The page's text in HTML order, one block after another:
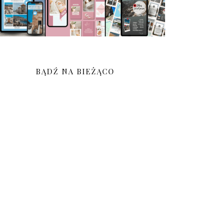
BĄDŹ NA BIEŻĄCO